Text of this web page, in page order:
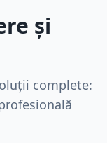
și
complete: